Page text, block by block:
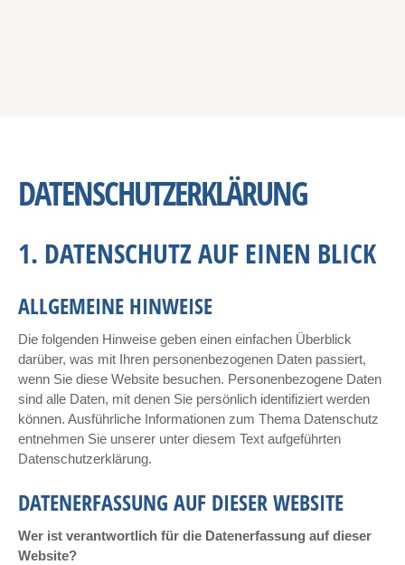
DATENSCHUTZERKLÄRUNG
1. DATENSCHUTZ AUF EINEN BLICK
ALLGEMEINE HINWEISE
Die folgenden Hinweise geben einen einfachen Überblick
darüber, was mit Ihren personenbezogenen Daten passiert,
wenn Sie diese Website besuchen. Personenbezogene Daten
sind alle Daten, mit denen Sie persönlich identifiziert werden
können. Ausführliche Informationen zum Thema Datenschutz
entnehmen Sie unserer unter diesem Text aufgeführten
Datenschutzerklärung.
DATENERFASSUNG AUF DIESER WEBSITE
Wer ist verantwortlich für die Datenerfassung auf dieser
Website?